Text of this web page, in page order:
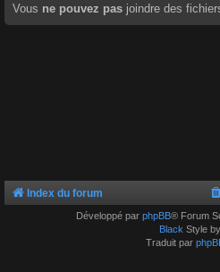
Vous ne pouvez pas joindre des
Index du forum
Développé par phpBB® Forum
Black Style by
Traduit par